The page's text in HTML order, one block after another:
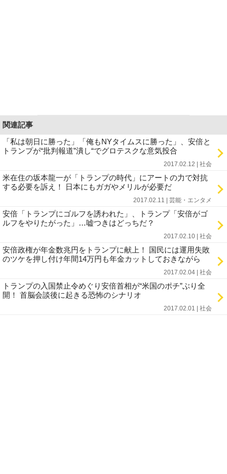
関連記事
「私は朝日に勝った」「俺もNYタイムスに勝った」、安倍と
トランプが“批判報道”潰し“でグロテスクな意気投合
2017.02.12 | 社会
米在住の坂本龍一が「トランプの時代」にアートの力で対抗
する必要を訴え！ 日本にもガガやメリルが必要だ
2017.02.11 | 芸能・エンタメ
安倍「トランプにゴルフを誘われた」、トランプ「安倍がゴ
ルフをやりたがった」…嘘つきはどっちだ？
2017.02.10 | 社会
安倍政権が年金数兆円をトランプに献上！ 国民には運用失敗
のツケを押し付け年間14万円も年金カットしておきながら
2017.02.04 | 社会
トランプの入国禁止令めぐり安倍首相が“米国のポチ”ぶり全
開！ 首脳会談後に起きる恐怖のシナリオ
2017.02.01 | 社会